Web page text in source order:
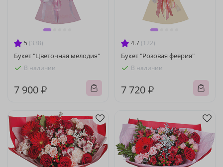
5 (338)
Букет "Цветочная мелодия"
В наличии
7 900 ₽
4.7 (122)
Букет "Розовая феерия"
В наличии
7 720 ₽